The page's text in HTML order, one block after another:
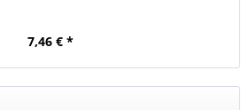
7,46 € *